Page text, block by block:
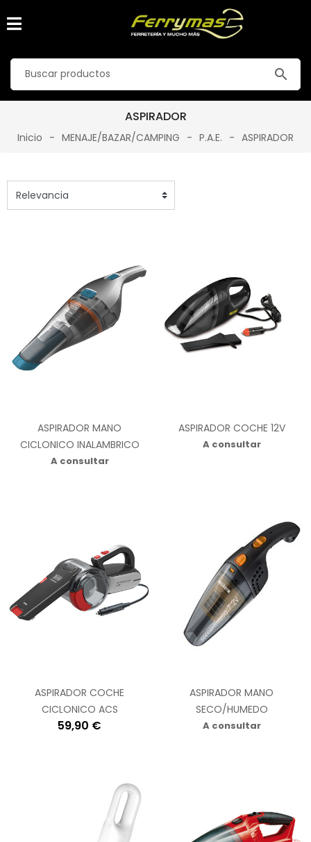
search
ASPIRADOR
Inicio MENAJE/BAZAR/CAMPING P.A.E. ASPIRADOR
ASPIRADOR MANO
CICLONICO INALAMBRICO
A consultar
ASPIRADOR COCHE 12V
A consultar
ASPIRADOR COCHE
CICLONICO ACS
59,90 €
ASPIRADOR MANO
SECO/HUMEDO
A consultar